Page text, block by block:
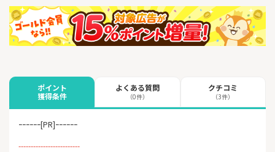
ポイント
獲得条件
よくある質問
（0件）
クチコミ
（3件）
ｰｰｰｰｰｰ[PR]ｰｰｰｰｰｰ
-------------------------